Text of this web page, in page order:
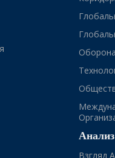
Анализ
Взгляд